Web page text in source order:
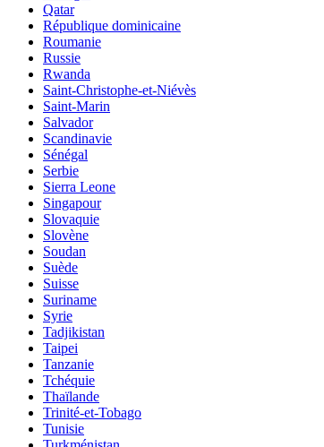
Qatar
République dominicaine
Roumanie
Russie
Rwanda
Saint-Christophe-et-Niévès
Saint-Marin
Salvador
Scandinavie
Sénégal
Serbie
Sierra Leone
Singapour
Slovaquie
Slovène
Soudan
Suède
Suisse
Suriname
Syrie
Tadjikistan
Taipei
Tanzanie
Tchéquie
Thaïlande
Trinité-et-Tobago
Tunisie